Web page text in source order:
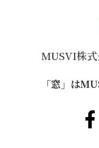
MUSVI株
「窓」は